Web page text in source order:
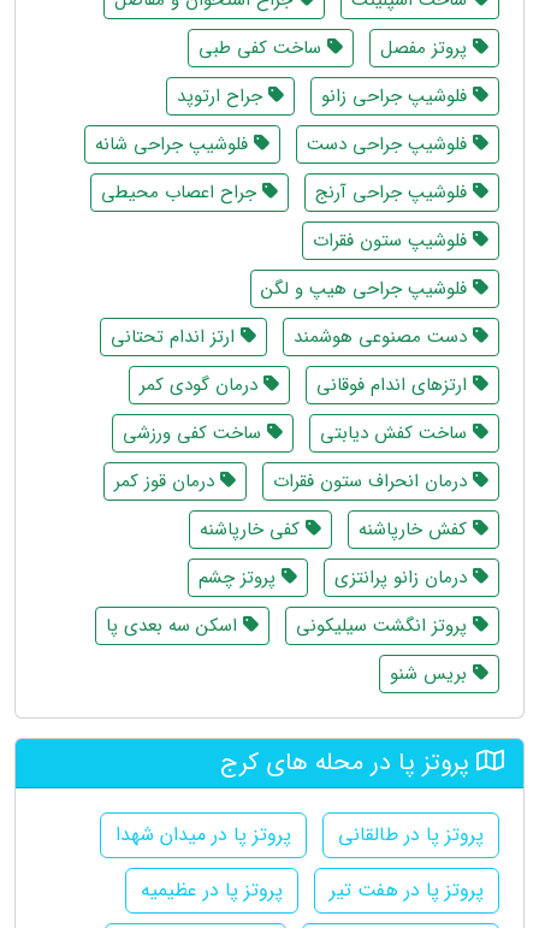
پروتز مفصل
ساخت کفی طبی
فلوشیپ جراحی زانو
جراح ارتوپد
فلوشیپ جراحی دست
فلوشیپ جراحی شانه
فلوشیپ جراحی آرنج
جراح اعصاب محیطی
فلوشیپ ستون فقرات
فلوشیپ جراحی هیپ و لگن
دست مصنوعی هوشمند
ارتز اندام تحتانی
ارتزهای اندام فوقانی
درمان گودی کمر
ساخت کفش دیابتی
ساخت کفی ورزشی
درمان انحراف ستون فقرات
درمان قوز کمر
کفش خارپاشنه
کفی خارپاشنه
درمان زانو پرانتزی
پروتز چشم
پروتز انگشت سیلیکونی
اسکن سه بعدی پا
بریس شنو
پروتز پا در محله های کرج
پروتز پا در طالقانی
پروتز پا در میدان شهدا
پروتز پا در هفت تیر
پروتز پا در عظیمیه